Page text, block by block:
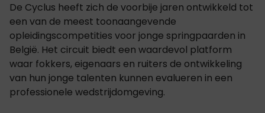
De Cyclus heeft zich de voorbije jaren ontwikkeld tot
een van de meest toonaangevende
opleidingscompetities voor jonge springpaarden in
België. Het circuit biedt een waardevol platform
waar fokkers, eigenaars en ruiters de ontwikkeling
van hun jonge talenten kunnen evalueren in een
professionele wedstrijdomgeving.